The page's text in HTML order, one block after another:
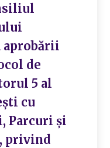
aprobării
de
5 al
cu
Parcuri și
privind